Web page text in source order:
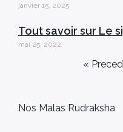
janvier 15, 2025
Tout savoir sur Le
mai 25, 2022
«
Nos Malas Rudraksha